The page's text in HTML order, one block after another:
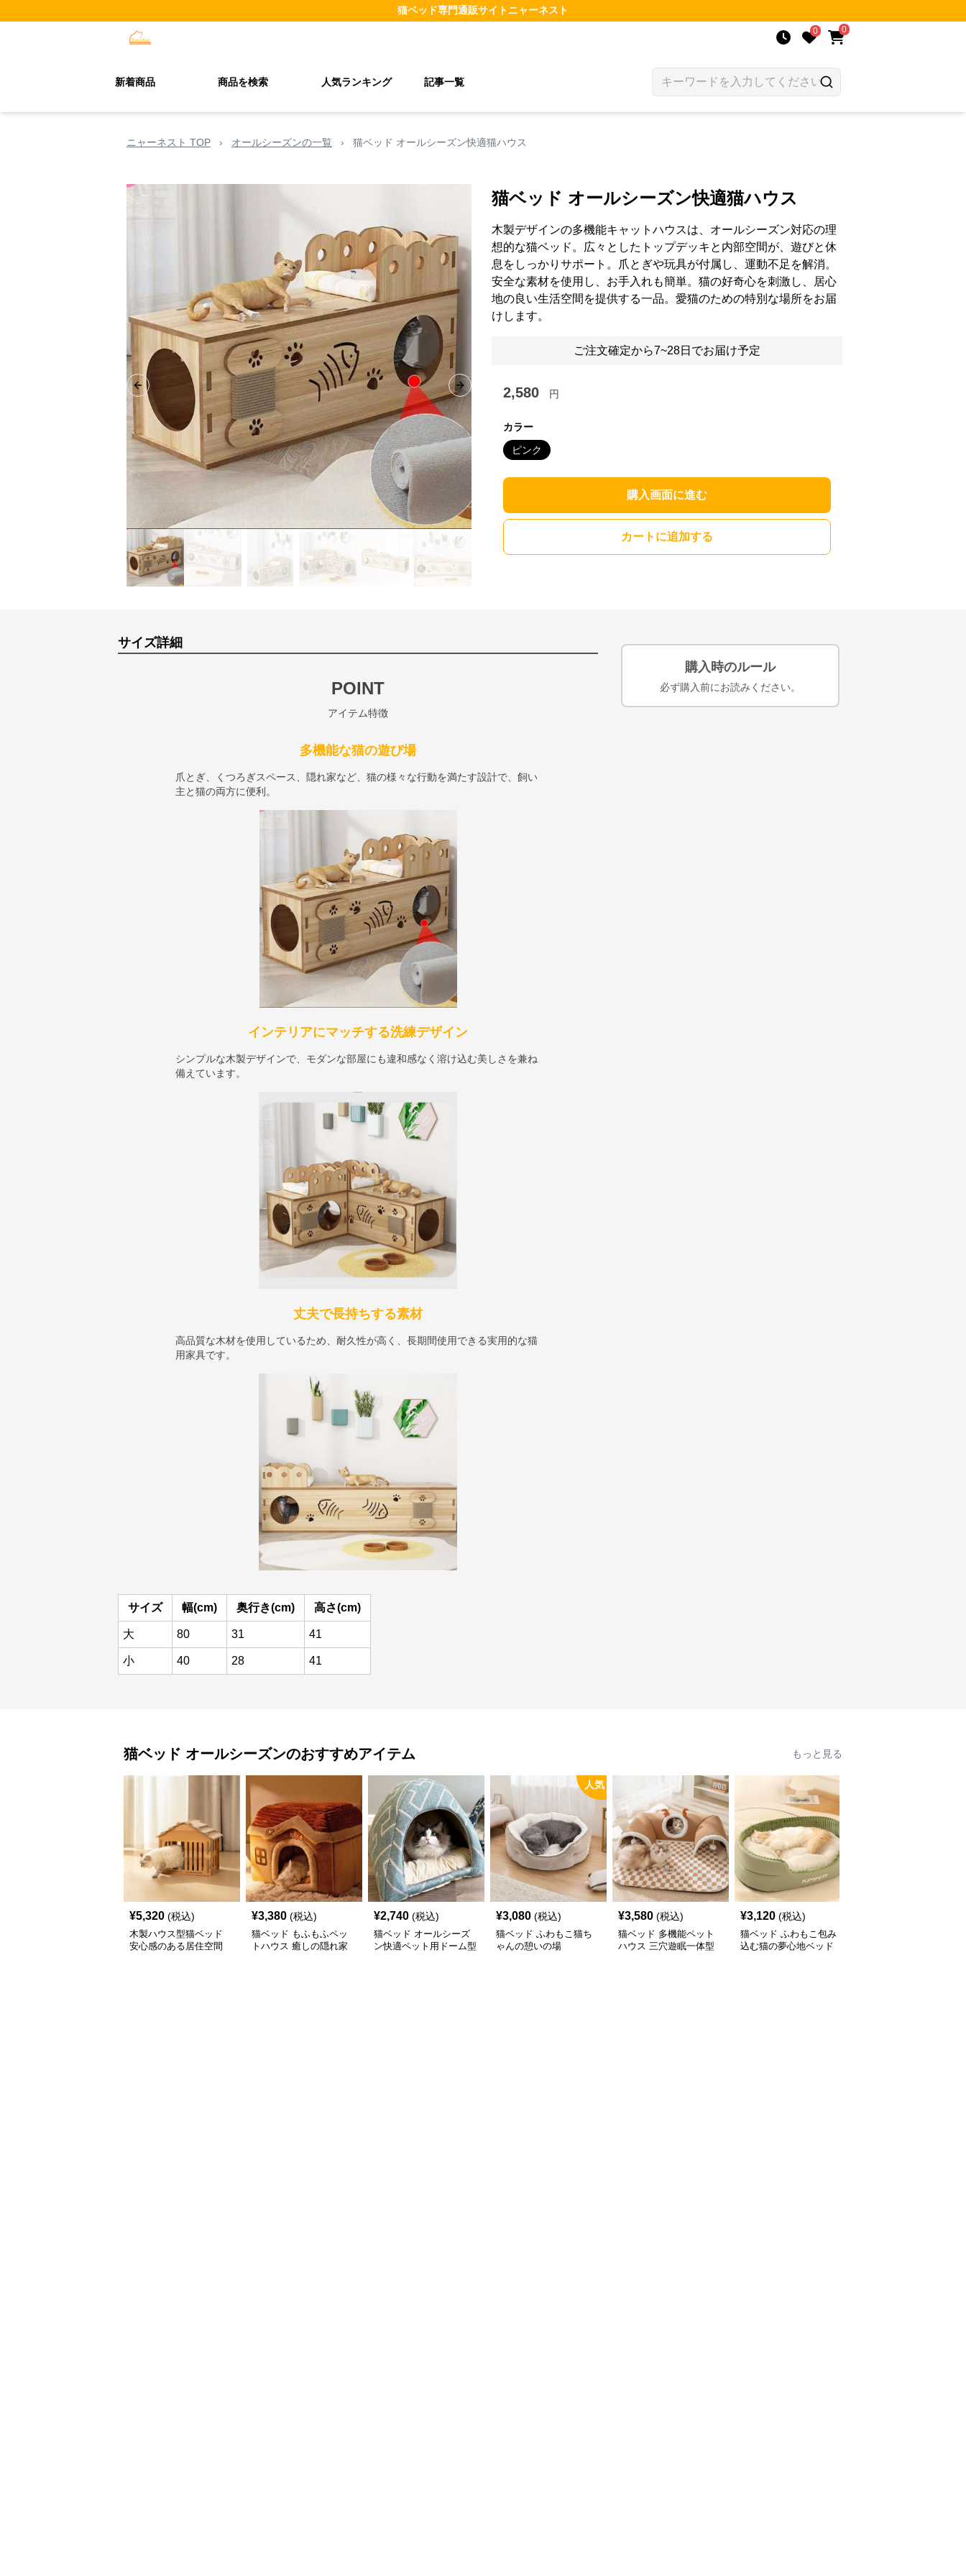
猫ベッド専門通販サイトニャーネスト
0 0
新着商品 商品を検索 人気ランキング 記事一覧
ニャーネスト TOP › オールシーズンの一覧 › 猫ベッド オールシーズン快適猫ハウス
Previous slide Next slide
猫ベッド オールシーズン快適猫ハウス
木製デザインの多機能キャットハウスは、オールシーズン対応の理
想的な猫ベッド。広々としたトップデッキと内部空間が、遊びと休
息をしっかりサポート。爪とぎや玩具が付属し、運動不足を解消。
安全な素材を使用し、お手入れも簡単。猫の好奇心を刺激し、居心
地の良い生活空間を提供する一品。愛猫のための特別な場所をお届
けします。
ご注文確定から7~28日でお届け予定
2,580 円
カラー
ピンク
購入画面に進む
カートに追加する
サイズ詳細
POINT
アイテム特徴
多機能な猫の遊び場
爪とぎ、くつろぎスペース、隠れ家など、猫の様々な行動を満たす設計で、飼い
主と猫の両方に便利。
インテリアにマッチする洗練デザイン
シンプルな木製デザインで、モダンな部屋にも違和感なく溶け込む美しさを兼ね
備えています。
丈夫で長持ちする素材
高品質な木材を使用しているため、耐久性が高く、長期間使用できる実用的な猫
用家具です。
サイズ 幅(cm) 奥行き(cm) 高さ(cm)
大 80 31 41
小 40 28 41
購入時のルール
必ず購入前にお読みください。
猫ベッド オールシーズンのおすすめアイテム もっと見る
¥5,320 (税込)
木製ハウス型猫ベッド
安心感のある居住空間
¥3,380 (税込)
猫ベッド もふもふペッ
トハウス 癒しの隠れ家
¥2,740 (税込)
猫ベッド オールシーズ
ン快適ペット用ドーム型
人気
¥3,080 (税込)
猫ベッド ふわもこ猫ち
ゃんの憩いの場
¥3,580 (税込)
猫ベッド 多機能ペット
ハウス 三穴遊眠一体型
¥3,120 (税込)
猫ベッド ふわもこ包み
込む猫の夢心地ベッド